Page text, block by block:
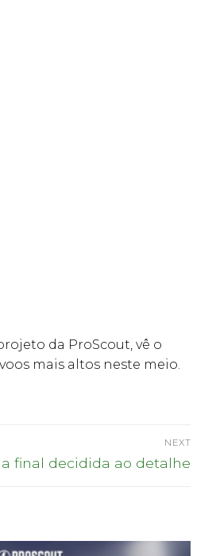
da ProScout, vê o
mais altos neste meio.
NEXT
final decidida ao detalhe